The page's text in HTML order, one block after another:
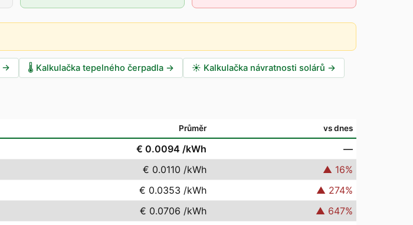
→ 🌡️ Kalkulačka tepelného čerpadla → ☀️ Kalkulačka návratnosti solárů →
Průměr vs dnes
€ 0.0094 /kWh
—
€ 0.0110 /kWh ▲ 16%
€ 0.0353 /kWh ▲ 274%
€ 0.0706 /kWh ▲ 647%